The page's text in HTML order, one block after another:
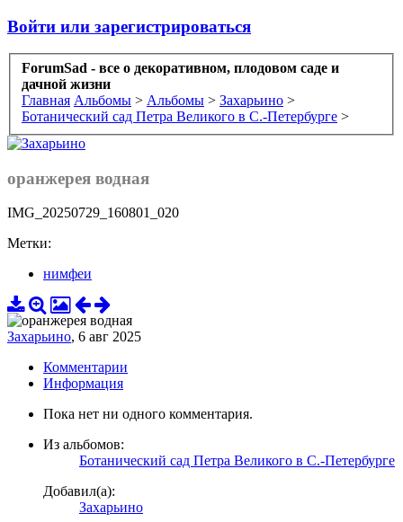
Войти или зарегистрироваться
ForumSad - все о декоративном, плодовом саде и
дачной жизни
Главная Альбомы > Альбомы > Захарьино >
Ботанический сад Петра Великого в С.-Петербурге >
оранжерея водная
IMG_20250729_160801_020
Метки:
нимфеи
Захарьино, 6 авг 2025
Комментарии
Информация
Пока нет ни одного комментария.
Из альбомов:
Ботанический сад Петра Великого в С.-Петербурге
Добавил(а):
Захарьино